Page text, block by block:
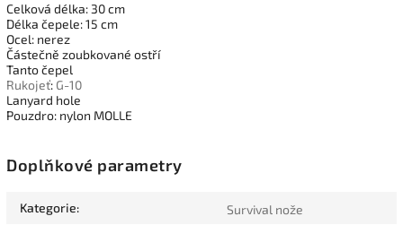
Celková délka: 30 cm
Délka čepele: 15 cm
Ocel: nerez
Částečně zoubkované ostří
Tanto čepel
Rukojeť: G-10
Lanyard hole
Pouzdro: nylon MOLLE
Doplňkové parametry
Kategorie: Survival nože